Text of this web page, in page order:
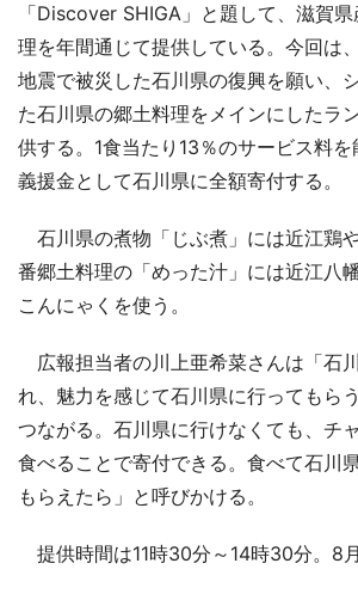
「Discover SHIGA」と題して、滋賀
理を年間通じて提供している。今回は
地震で被災した石川県の復興を願い、
た石川県の郷土料理をメインにしたラ
供する。1食当たり13％のサービス料
義援金として石川県に全額寄付する。
石川県の煮物「じぶ煮」には近江鶏
番郷土料理の「めった汁」には近江八
こんにゃくを使う。
広報担当者の川上亜希菜さんは「石
れ、魅力を感じて石川県に行ってもら
つながる。石川県に行けなくても、チ
食べることで寄付できる。食べて石川
もらえたら」と呼びかける。
提供時間は11時30分～14時30分。8月